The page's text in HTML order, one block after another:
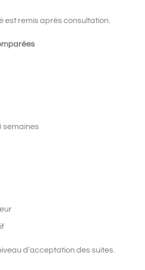
est remis après consultation.
semaines
d’acceptation des suites.